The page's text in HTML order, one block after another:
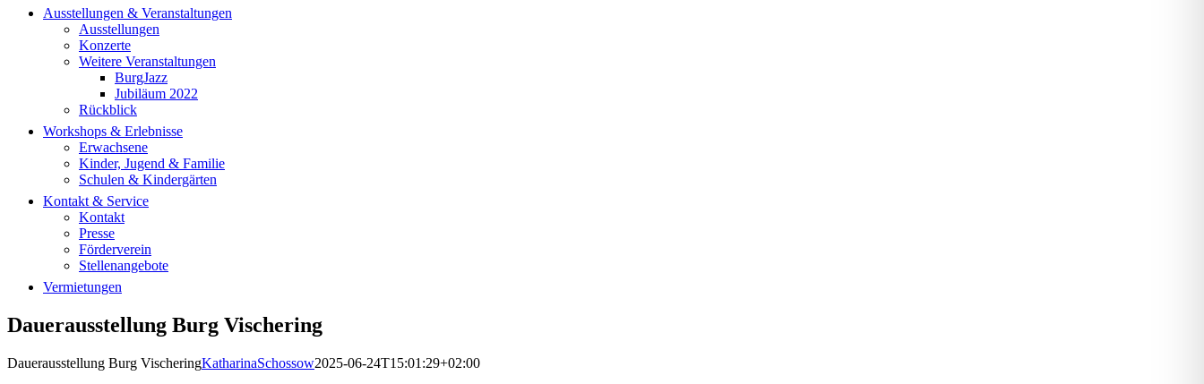
Ausstellungen & Veranstaltungen
Ausstellungen
Konzerte
Weitere Veranstaltungen
BurgJazz
Jubiläum 2022
Rückblick
Workshops & Erlebnisse
Erwachsene
Kinder, Jugend & Familie
Schulen & Kindergärten
Kontakt & Service
Kontakt
Presse
Förderverein
Stellenangebote
Vermietungen
Dauerausstellung Burg Vischering
Dauerausstellung Burg VischeringKatharinaSchossow2025-06-24T15:01:29+02:00